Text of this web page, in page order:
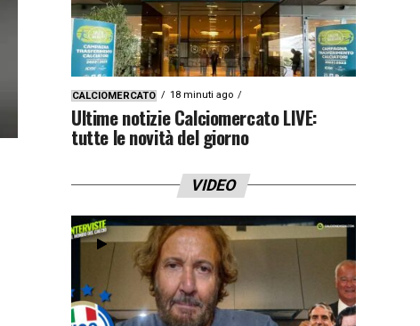
CALCIOMERCATO 18 minuti ago
Ultime notizie Calciomercato LIVE:
tutte le novità del giorno
VIDEO